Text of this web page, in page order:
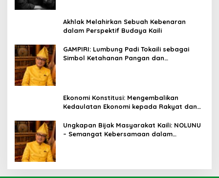
Akhlak Melahirkan Sebuah Kebenaran
dalam Perspektif Budaya Kaili
GAMPIRI: Lumbung Padi Tokaili sebagai
Simbol Ketahanan Pangan dan
Ekonomi Konstitusi: Mengembalikan
Kedaulatan Ekonomi kepada Rakyat dan
Ungkapan Bijak Masyarakat Kaili: NOLUNU
– Semangat Kebersamaan dalam